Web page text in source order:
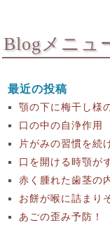
Blogメニュ
最近の投稿
顎の下に梅干し様
口の中の自浄作用
片がみの習慣を続
口を開ける時顎が
赤く腫れた歯茎の
お餅が喉に詰まり
あごの歪み予防！